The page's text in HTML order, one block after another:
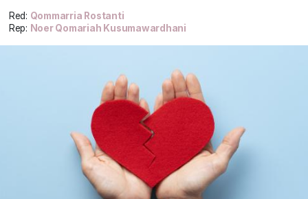
Red: Qommarria Rostanti
Rep: Noer Qomariah Kusumawardhani